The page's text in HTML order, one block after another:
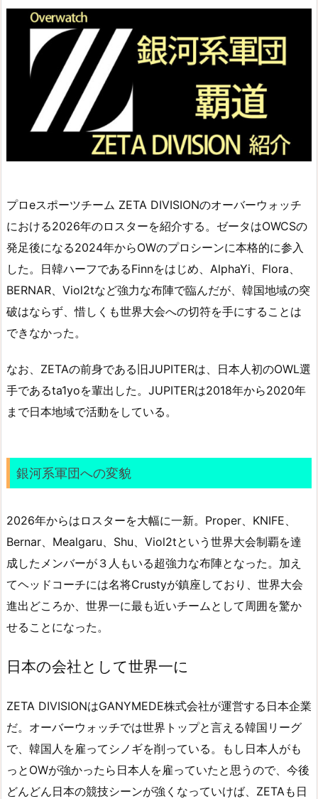
プロeスポーツチーム ZETA DIVISIONのオーバーウォッチ
における2026年のロスターを紹介する。ゼータはOWCSの
発足後になる2024年からOWのプロシーンに本格的に参入
した。日韓ハーフであるFinnをはじめ、AlphaYi、Flora、
BERNAR、Viol2tなど強力な布陣で臨んだが、韓国地域の突
破はならず、惜しくも世界大会への切符を手にすることは
できなかった。
なお、ZETAの前身である旧JUPITERは、日本人初のOWL選
手であるta1yoを輩出した。JUPITERは2018年から2020年
まで日本地域で活動をしている。
銀河系軍団への変貌
2026年からはロスターを大幅に一新。Proper、KNIFE、
Bernar、Mealgaru、Shu、Viol2tという世界大会制覇を達
成したメンバーが３人もいる超強力な布陣となった。加え
てヘッドコーチには名将Crustyが鎮座しており、世界大会
進出どころか、世界一に最も近いチームとして周囲を驚か
せることになった。
日本の会社として世界一に
ZETA DIVISIONはGANYMEDE株式会社が運営する日本企業
だ。オーバーウォッチでは世界トップと言える韓国リーグ
で、韓国人を雇ってシノギを削っている。もし日本人がも
っとOWが強かったら日本人を雇っていたと思うので、今後
どんどん日本の競技シーンが強くなっていけば、ZETAも日